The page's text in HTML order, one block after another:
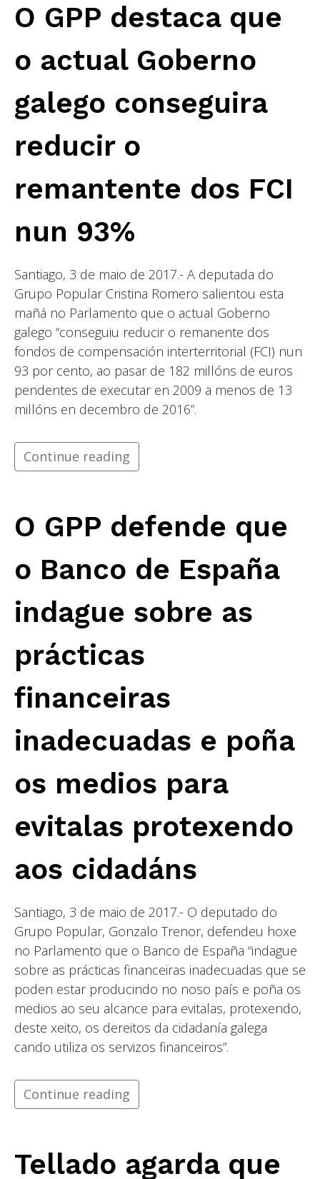
O GPP destaca que
o actual Goberno
galego conseguira
reducir o
remantente dos FCI
nun 93%
Santiago, 3 de maio de 2017.- A deputada do
Grupo Popular Cristina Romero salientou esta
mañá no Parlamento que o actual Goberno
galego “conseguiu reducir o remanente dos
fondos de compensación interterritorial (FCI) nun
93 por cento, ao pasar de 182 millóns de euros
pendentes de executar en 2009 a menos de 13
millóns en decembro de 2016”.
Continue reading
O GPP defende que
o Banco de España
indague sobre as
prácticas
financeiras
inadecuadas e poña
os medios para
evitalas protexendo
aos cidadáns
Santiago, 3 de maio de 2017.- O deputado do
Grupo Popular, Gonzalo Trenor, defendeu hoxe
no Parlamento que o Banco de España “indague
sobre as prácticas financeiras inadecuadas que se
poden estar producindo no noso país e poña os
medios ao seu alcance para evitalas, protexendo,
deste xeito, os dereitos da cidadanía galega
cando utiliza os servizos financeiros”.
Continue reading
Tellado agarda que